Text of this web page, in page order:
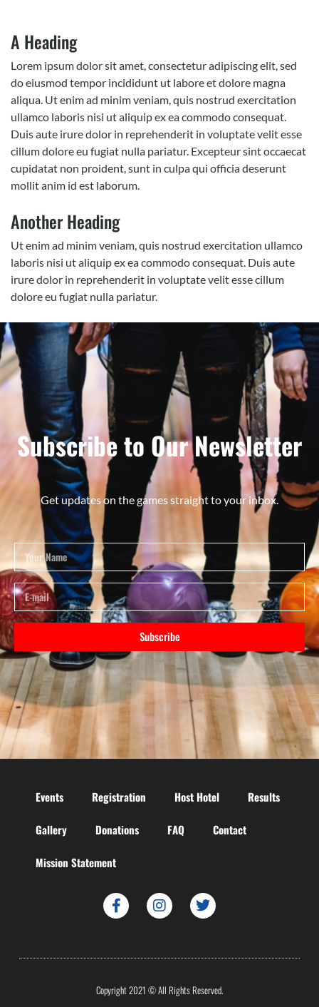
A Heading
Lorem ipsum dolor sit amet, consectetur adipiscing elit, sed
do eiusmod tempor incididunt ut labore et dolore magna
aliqua. Ut enim ad minim veniam, quis nostrud exercitation
ullamco laboris nisi ut aliquip ex ea commodo consequat.
Duis aute irure dolor in reprehenderit in voluptate velit esse
cillum dolore eu fugiat nulla pariatur. Excepteur sint occaecat
cupidatat non proident, sunt in culpa qui officia deserunt
mollit anim id est laborum.
Another Heading
Ut enim ad minim veniam, quis nostrud exercitation ullamco
laboris nisi ut aliquip ex ea commodo consequat. Duis aute
irure dolor in reprehenderit in voluptate velit esse cillum
dolore eu fugiat nulla pariatur.
Subscribe to Our Newsletter
Get updates on the games straight to your inbox.
Subscribe
Events Registration Host Hotel Results
Gallery Donations FAQ Contact
Mission Statement
Copyright 2021 © All Rights Reserved.